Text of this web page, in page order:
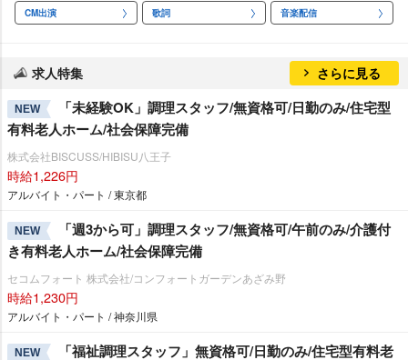
CM出演 歌詞 音楽配信
求人特集 さらに見る
NEW
「未経験OK」調理スタッフ/無資格可/日勤のみ/住宅型
有料老人ホーム/社会保障完備
株式会社BISCUSS/HIBISU八王子
時給1,226円
アルバイト・パート / 東京都
NEW
「週3から可」調理スタッフ/無資格可/午前のみ/介護付
き有料老人ホーム/社会保障完備
セコムフォート 株式会社/コンフォートガーデンあざみ野
時給1,230円
アルバイト・パート / 神奈川県
NEW
「福祉調理スタッフ」無資格可/日勤のみ/住宅型有料老